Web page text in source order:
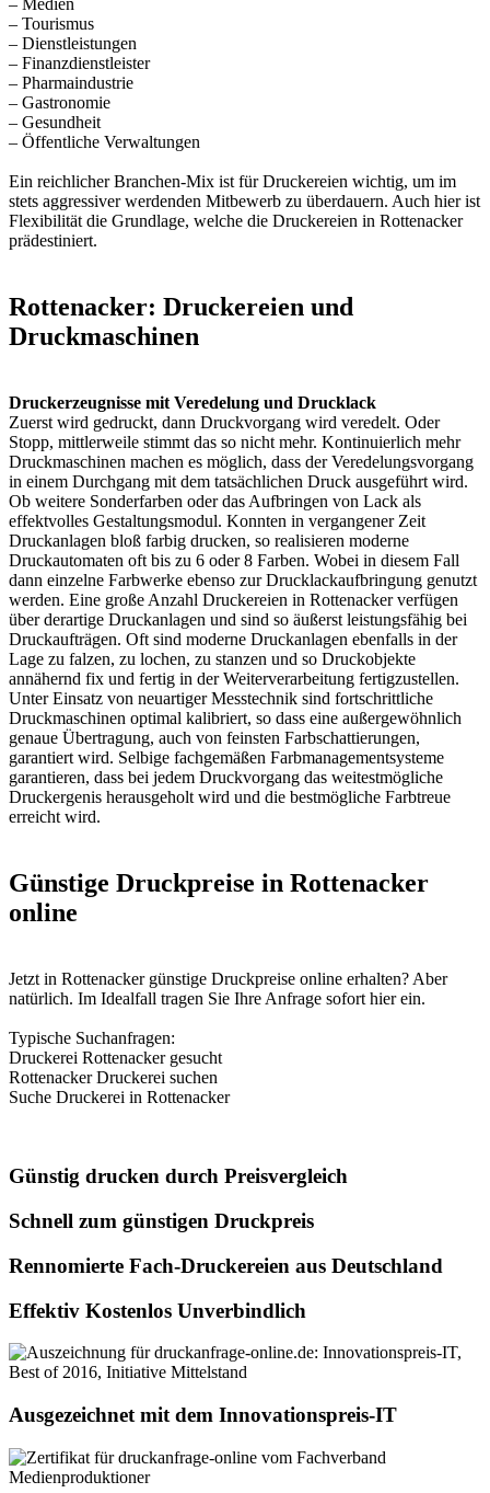
– Medien
– Tourismus
– Dienstleistungen
– Finanzdienstleister
– Pharmaindustrie
– Gastronomie
– Gesundheit
– Öffentliche Verwaltungen
Ein reichlicher Branchen-Mix ist für Druckereien wichtig, um im
stets aggressiver werdenden Mitbewerb zu überdauern. Auch hier ist
Flexibilität die Grundlage, welche die Druckereien in Rottenacker
prädestiniert.
Rottenacker: Druckereien und
Druckmaschinen
Druckerzeugnisse mit Veredelung und Drucklack
Zuerst wird gedruckt, dann Druckvorgang wird veredelt. Oder
Stopp, mittlerweile stimmt das so nicht mehr. Kontinuierlich mehr
Druckmaschinen machen es möglich, dass der Veredelungsvorgang
in einem Durchgang mit dem tatsächlichen Druck ausgeführt wird.
Ob weitere Sonderfarben oder das Aufbringen von Lack als
effektvolles Gestaltungsmodul. Konnten in vergangener Zeit
Druckanlagen bloß farbig drucken, so realisieren moderne
Druckautomaten oft bis zu 6 oder 8 Farben. Wobei in diesem Fall
dann einzelne Farbwerke ebenso zur Drucklackaufbringung genutzt
werden. Eine große Anzahl Druckereien in Rottenacker verfügen
über derartige Druckanlagen und sind so äußerst leistungsfähig bei
Druckaufträgen. Oft sind moderne Druckanlagen ebenfalls in der
Lage zu falzen, zu lochen, zu stanzen und so Druckobjekte
annähernd fix und fertig in der Weiterverarbeitung fertigzustellen.
Unter Einsatz von neuartiger Messtechnik sind fortschrittliche
Druckmaschinen optimal kalibriert, so dass eine außergewöhnlich
genaue Übertragung, auch von feinsten Farbschattierungen,
garantiert wird. Selbige fachgemäßen Farbmanagementsysteme
garantieren, dass bei jedem Druckvorgang das weitestmögliche
Druckergenis herausgeholt wird und die bestmögliche Farbtreue
erreicht wird.
Günstige Druckpreise in Rottenacker
online
Jetzt in Rottenacker günstige Druckpreise online erhalten? Aber
natürlich. Im Idealfall tragen Sie Ihre Anfrage sofort hier ein.
Typische Suchanfragen:
Druckerei Rottenacker gesucht
Rottenacker Druckerei suchen
Suche Druckerei in Rottenacker
Günstig drucken durch Preisvergleich
Schnell zum günstigen Druckpreis
Rennomierte Fach-Druckereien aus Deutschland
Effektiv Kostenlos Unverbindlich
Ausgezeichnet mit dem Innovationspreis-IT